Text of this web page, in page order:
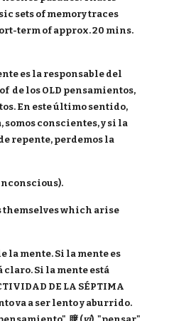
sets of memory traces
term of approx. 20 mins.
es la responsable del
de los OLD pensamientos,
En este último sentido,
somos conscientes, y si la
repente, perdemos la
themselves which arise
la mente. Si la mente es
Si la mente está
DE LA SÉPTIMA
va a ser lento y aburrido.